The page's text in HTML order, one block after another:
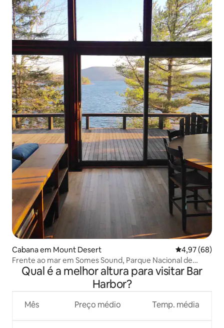
Cabana em Mount Desert Classificação
4,97 (68)
Frente ao mar em Somes Sound, Parque Nacional de
Acadia, Maine
Qual é a melhor altura para visitar Bar
Harbor?
Mês Preço médio Temp. média